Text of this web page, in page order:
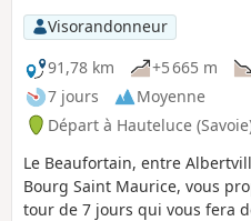
Visorandonneur
91,78 km
+5 665 m
7 jours
Moyenne
Départ à Hauteluce
Le Beaufortain, entre
Bourg Saint Maurice, vous
tour de 7 jours qui vous fera